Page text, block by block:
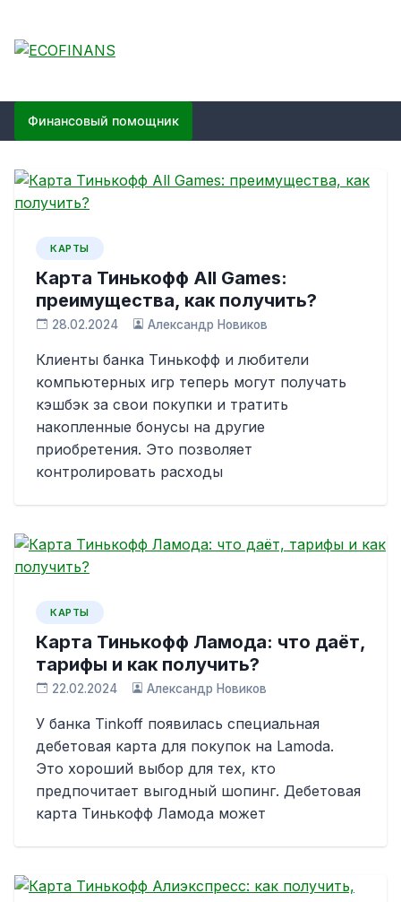
content
ECOFINANS
Финансовый помощник
КАРТЫ
Карта Тинькофф All Games:
преимущества, как получить?
28.02.2024 Александр Новиков
Клиенты банка Тинькофф и любители
компьютерных игр теперь могут получать
кэшбэк за свои покупки и тратить
накопленные бонусы на другие
приобретения. Это позволяет
контролировать расходы
КАРТЫ
Карта Тинькофф Ламода: что даёт,
тарифы и как получить?
22.02.2024 Александр Новиков
У банка Tinkoff появилась специальная
дебетовая карта для покупок на Lamoda.
Это хороший выбор для тех, кто
предпочитает выгодный шопинг. Дебетовая
карта Тинькофф Ламода может